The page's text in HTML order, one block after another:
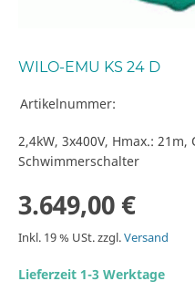
WILO-EMU KS 24 D
Artikelnummer:
2,4kW, 3x400V, Hmax.:
Schwimmerschalter
3.649,00 €
Inkl. 19 % USt. zzgl.Versand
Lieferzeit 1-3 Werktage